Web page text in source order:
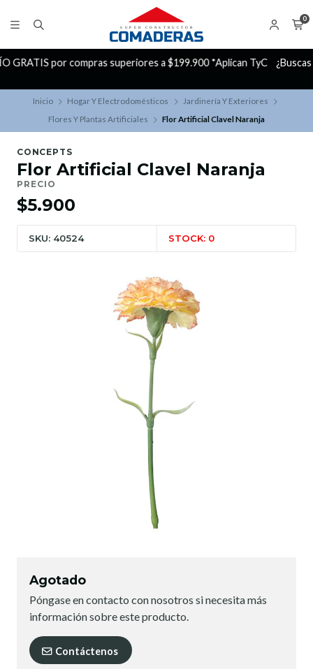
0
¿Buscas Promociones? ¡Aprovecha nuestros Descuentazos!
Inicio Hogar Y Electrodomésticos
Jardinería Y Exteriores
Flores Y Plantas Artificiales
Flor Artificial Clavel Naranja
CONCEPTS
Flor Artificial Clavel Naranja
PRECIO
$5.900
SKU: 40524 STOCK: 0
Agotado
Póngase en contacto con nosotros si necesita más
información sobre este producto.
Contáctenos